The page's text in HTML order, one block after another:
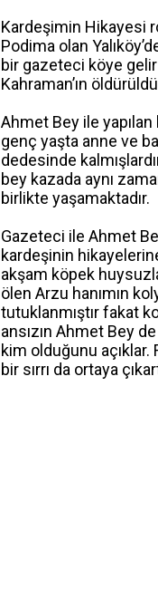
Kardeşimin Hikayesi
Podima olan
bir gazeteci köye gelir
Kahraman’ın
Ahmet Bey ile
genç yaşta anne ve
dedesinde
bey kazada aynı
birlikte yaşamaktadır.
Gazeteci ile Ahmet
kardeşinin
akşam köpek
ölen Arzu hanımın
tutuklanmıştır fakat
ansızın Ahmet Bey
kim olduğunu
bir sırrı da ortaya